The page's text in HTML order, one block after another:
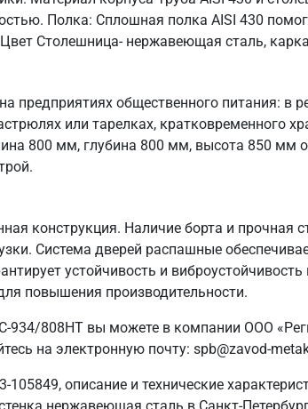
Полка: Сплошная полка AISI 430
Столешница- нержавеющая сталь,
предприятиях общественного питания: в
или тарелках, кратковременного
800 мм, глубина 800 мм, высота 850 мм
конструкция. Наличие борта и
Система дверей распашные
устойчивость и
повышения производительности.
934/808НТ вы можете в компании ООО
на электронную почту: spb@zavod-
описание и технические